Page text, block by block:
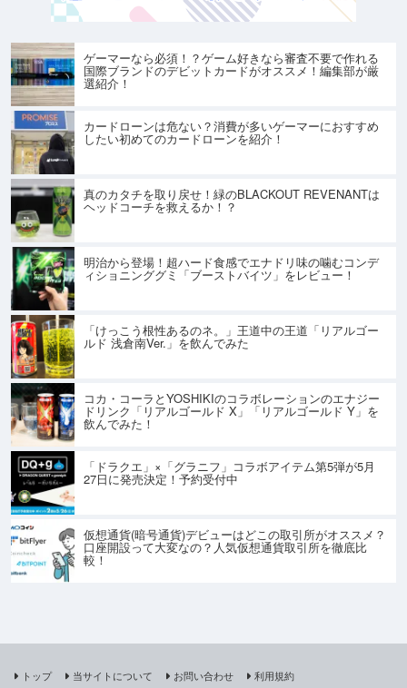
ゲーマーなら必須！？ゲーム好きなら審査不要で作れる
国際ブランドのデビットカードがオススメ！編集部が厳
選紹介！
カードローンは危ない？消費が多いゲーマーにおすすめ
したい初めてのカードローンを紹介！
真のカタチを取り戻せ！緑のBLACKOUT REVENANTは
ヘッドコーチを救えるか！？
明治から登場！超ハード食感でエナドリ味の噛むコンデ
ィショニンググミ「ブーストバイツ」をレビュー！
「けっこう根性あるのネ。」王道中の王道「リアルゴー
ルド 浅倉南Ver.」を飲んでみた
コカ・コーラとYOSHIKIのコラボレーションのエナジー
ドリンク「リアルゴールド X」「リアルゴールド Y」を
飲んでみた！
「ドラクエ」×「グラニフ」コラボアイテム第5弾が5月
27日に発売決定！予約受付中
仮想通貨(暗号通貨)デビューはどこの取引所がオススメ？
口座開設って大変なの？人気仮想通貨取引所を徹底比
較！
トップ 当サイトについて お問い合わせ 利用規約